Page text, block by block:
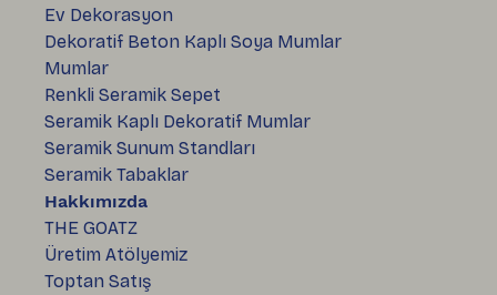
Ev Dekorasyon
Dekoratif Beton Kaplı Soya Mumlar
Mumlar
Renkli Seramik Sepet
Seramik Kaplı Dekoratif Mumlar
Seramik Sunum Standları
Seramik Tabaklar
Hakkımızda
THE GOATZ
Üretim Atölyemiz
Toptan Satış